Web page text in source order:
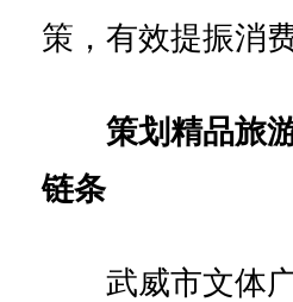
策，有效提振消费
策划精品旅
链条
武威市文体广